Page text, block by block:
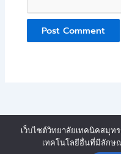
Copyright © 2026 |
เว็บไซต์วิทยาลัยเทคนิคสมุท
เทคโนโลยีอื่นที่มีลักษ
Contact us